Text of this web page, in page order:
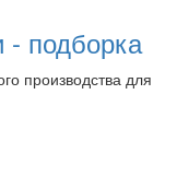
подборка
производства для